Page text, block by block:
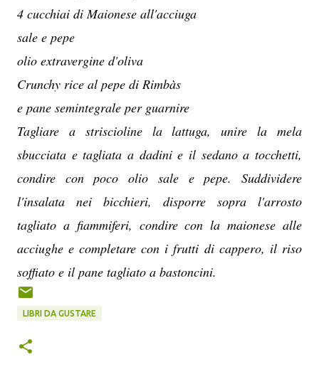
4 cucchiai di Maionese all'acciuga
sale e pepe
olio extravergine d'oliva
Crunchy rice al pepe di Rimbàs
e pane semintegrale per guarnire
Tagliare a striscioline la lattuga, unire la mela
sbucciata e tagliata a dadini e il sedano a tocchetti,
condire con poco olio sale e pepe. Suddividere
l'insalata nei bicchieri, disporre sopra l'arrosto
tagliato a fiammiferi, condire con la maionese alle
acciughe e completare con i frutti di cappero, il riso
soffiato e il pane tagliato a bastoncini.
LIBRI DA GUSTARE